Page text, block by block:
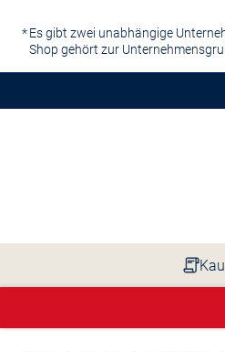
Es gibt zwei unabhängige
Shop gehört zur